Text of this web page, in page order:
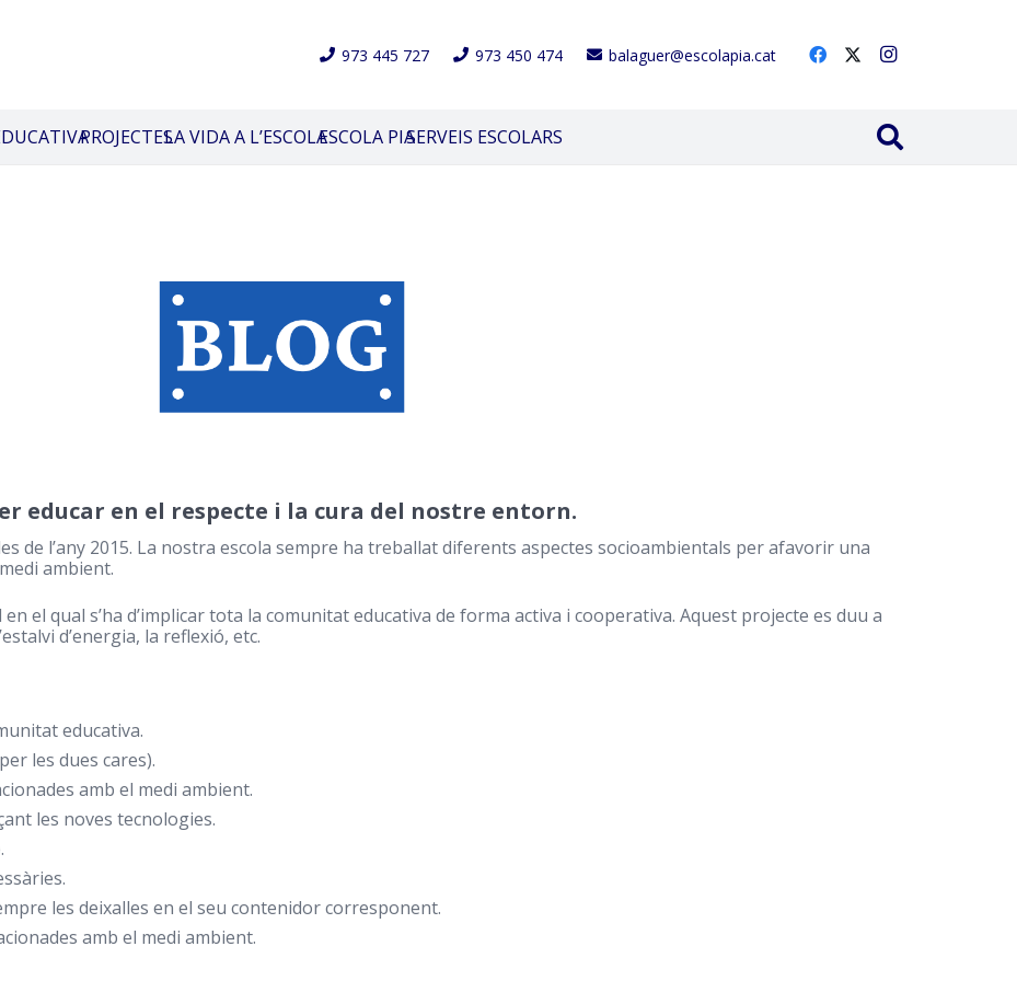
973 445 727 973 450 474 balaguer@escolapia.cat
PROJECTESLA VIDA A L’ESCOLAESCOLA PIASERVEIS ESCOLARS
educar en el respecte i la cura del nostre entorn.
de l’any 2015. La nostra escola sempre ha treballat diferents aspectes socioambientals per afavorir una
ambient.
el qual s’ha d’implicar tota la comunitat educativa de forma activa i cooperativa. Aquest projecte es duu a
d’energia, la reflexió, etc.
educativa.
les dues cares).
amb el medi ambient.
les noves tecnologies.
les deixalles en el seu contenidor corresponent.
amb el medi ambient.